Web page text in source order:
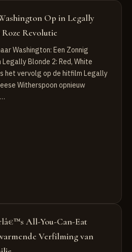
Op in Legally
Revolutie
Washington: Een Zonnig
Legally Blonde 2: Red, White
het vervolg op de hitfilm Legally
Witherspoon opnieuw
All-You-Can-Eat
Verfilming van